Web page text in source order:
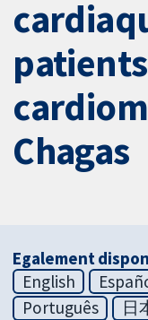
Chagas
Egalement
English
Português
日